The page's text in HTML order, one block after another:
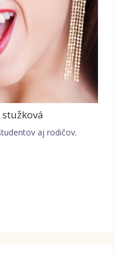
aj rodičov.